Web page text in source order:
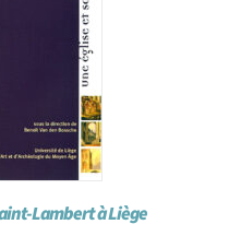
Lambert à Liège